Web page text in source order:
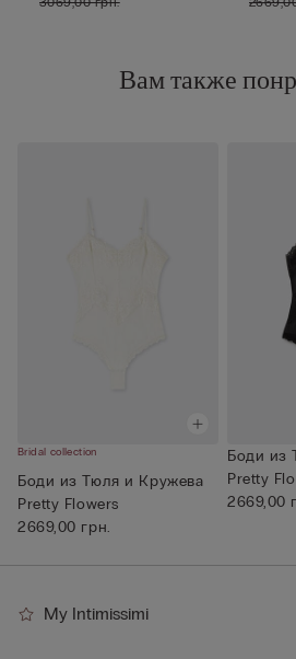
Вам также
Bridal collection
Боди из Тюля и Кружева
Pretty Flowers
2669,00 грн.
Боди из
Pretty
2669,00
My Intimissimi